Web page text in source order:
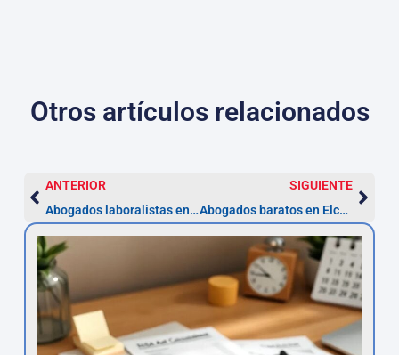
Otros artículos relacionados
ANTERIOR
Abogados laboralistas en Elche — impugna un despido en 20 días
SIGUIENTE
Abogados baratos en Elche: cuánto pagar y plazos clave